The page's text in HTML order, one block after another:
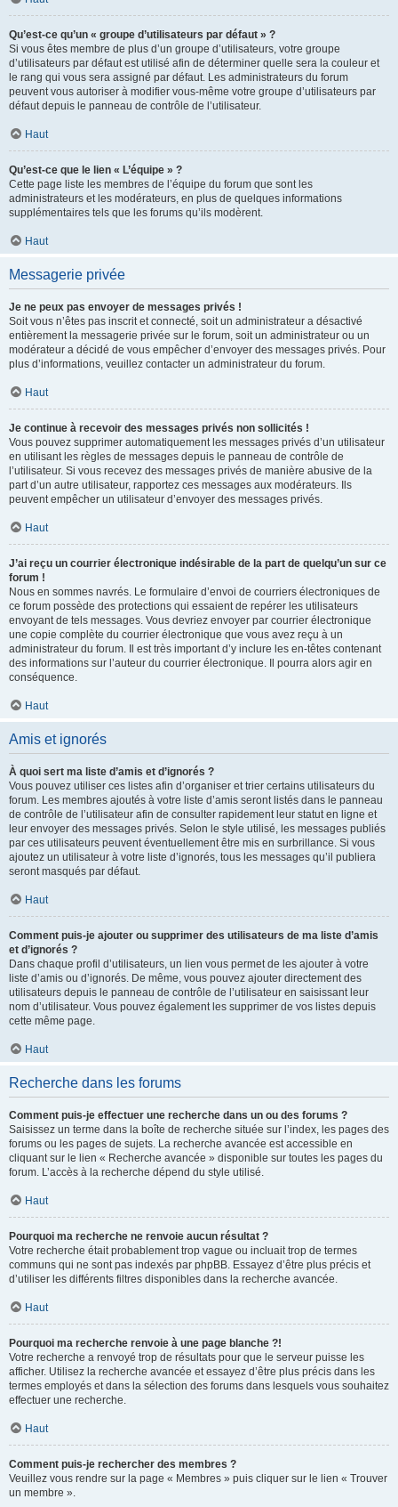
Qu’est-ce qu’un « groupe d’utilisateurs par défaut » ?
Si vous êtes membre de plus d’un groupe d’utilisateurs, votre groupe
d’utilisateurs par défaut est utilisé afin de déterminer quelle sera la couleur et
le rang qui vous sera assigné par défaut. Les administrateurs du forum
peuvent vous autoriser à modifier vous-même votre groupe d’utilisateurs par
défaut depuis le panneau de contrôle de l’utilisateur.
Haut
Qu’est-ce que le lien « L’équipe » ?
Cette page liste les membres de l’équipe du forum que sont les
administrateurs et les modérateurs, en plus de quelques informations
supplémentaires tels que les forums qu’ils modèrent.
Haut
Messagerie privée
Je ne peux pas envoyer de messages privés !
Soit vous n’êtes pas inscrit et connecté, soit un administrateur a désactivé
entièrement la messagerie privée sur le forum, soit un administrateur ou un
modérateur a décidé de vous empêcher d’envoyer des messages privés. Pour
plus d’informations, veuillez contacter un administrateur du forum.
Haut
Je continue à recevoir des messages privés non sollicités !
Vous pouvez supprimer automatiquement les messages privés d’un utilisateur
en utilisant les règles de messages depuis le panneau de contrôle de
l’utilisateur. Si vous recevez des messages privés de manière abusive de la
part d’un autre utilisateur, rapportez ces messages aux modérateurs. Ils
peuvent empêcher un utilisateur d’envoyer des messages privés.
Haut
J’ai reçu un courrier électronique indésirable de la part de quelqu’un sur ce
forum !
Nous en sommes navrés. Le formulaire d’envoi de courriers électroniques de
ce forum possède des protections qui essaient de repérer les utilisateurs
envoyant de tels messages. Vous devriez envoyer par courrier électronique
une copie complète du courrier électronique que vous avez reçu à un
administrateur du forum. Il est très important d’y inclure les en-têtes contenant
des informations sur l’auteur du courrier électronique. Il pourra alors agir en
conséquence.
Haut
Amis et ignorés
À quoi sert ma liste d’amis et d’ignorés ?
Vous pouvez utiliser ces listes afin d’organiser et trier certains utilisateurs du
forum. Les membres ajoutés à votre liste d’amis seront listés dans le panneau
de contrôle de l’utilisateur afin de consulter rapidement leur statut en ligne et
leur envoyer des messages privés. Selon le style utilisé, les messages publiés
par ces utilisateurs peuvent éventuellement être mis en surbrillance. Si vous
ajoutez un utilisateur à votre liste d’ignorés, tous les messages qu’il publiera
seront masqués par défaut.
Haut
Comment puis-je ajouter ou supprimer des utilisateurs de ma liste d’amis
et d’ignorés ?
Dans chaque profil d’utilisateurs, un lien vous permet de les ajouter à votre
liste d’amis ou d’ignorés. De même, vous pouvez ajouter directement des
utilisateurs depuis le panneau de contrôle de l’utilisateur en saisissant leur
nom d’utilisateur. Vous pouvez également les supprimer de vos listes depuis
cette même page.
Haut
Recherche dans les forums
Comment puis-je effectuer une recherche dans un ou des forums ?
Saisissez un terme dans la boîte de recherche située sur l’index, les pages des
forums ou les pages de sujets. La recherche avancée est accessible en
cliquant sur le lien « Recherche avancée » disponible sur toutes les pages du
forum. L’accès à la recherche dépend du style utilisé.
Haut
Pourquoi ma recherche ne renvoie aucun résultat ?
Votre recherche était probablement trop vague ou incluait trop de termes
communs qui ne sont pas indexés par phpBB. Essayez d’être plus précis et
d’utiliser les différents filtres disponibles dans la recherche avancée.
Haut
Pourquoi ma recherche renvoie à une page blanche ?!
Votre recherche a renvoyé trop de résultats pour que le serveur puisse les
afficher. Utilisez la recherche avancée et essayez d’être plus précis dans les
termes employés et dans la sélection des forums dans lesquels vous souhaitez
effectuer une recherche.
Haut
Comment puis-je rechercher des membres ?
Veuillez vous rendre sur la page « Membres » puis cliquer sur le lien « Trouver
un membre ».